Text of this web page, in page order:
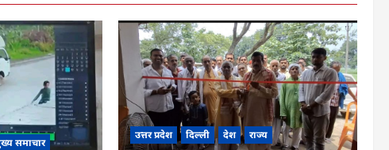
समाचार
उत्तर प्रदेश दिल्ली देश राज्य